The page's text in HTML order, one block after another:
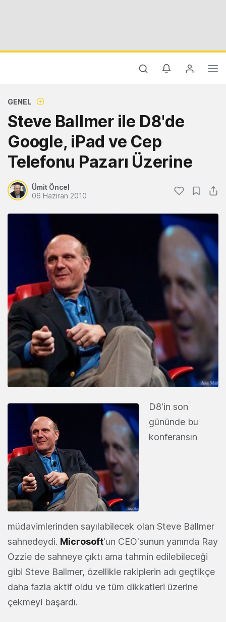
GENEL
Steve Ballmer ile D8'de
Google, iPad ve Cep
Telefonu Pazarı Üzerine
Ümit Öncel
06 Haziran 2010
D8'in son
gününde bu
konferansın
müdavimlerinden sayılabilecek olan Steve Ballmer
sahnedeydi. Microsoft'un CEO'sunun yanında Ray
Ozzie de sahneye çıktı ama tahmin edilebileceği
gibi Steve Ballmer, özellikle rakiplerin adı geçtikçe
daha fazla aktif oldu ve tüm dikkatleri üzerine
çekmeyi başardı.